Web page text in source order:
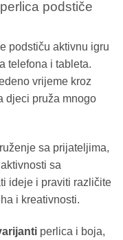
podstiče
podstiču aktivnu igru
telefona i tableta.
vrijeme kroz
djeci pruža mnogo
sa prijateljima,
sa
ideje i praviti različite
i kreativnosti.
perlica i boja,